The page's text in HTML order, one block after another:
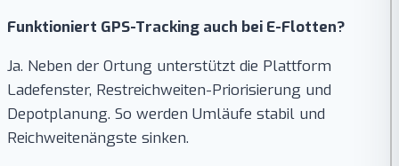
Funktioniert GPS-Tracking auch bei E-Flotten?
Ja. Neben der Ortung unterstützt die Plattform
Ladefenster, Restreichweiten-Priorisierung und
Depotplanung. So werden Umläufe stabil und
Reichweitenängste sinken.